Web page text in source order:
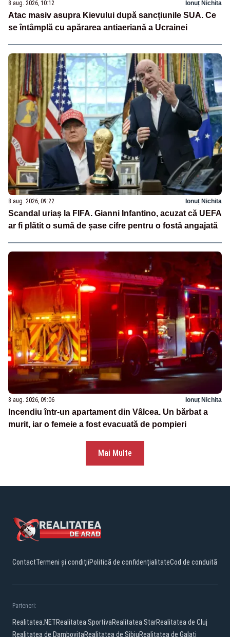
8 aug. 2026, 10:12 Ionuț Nichita
Atac masiv asupra Kievului după sancțiunile SUA. Ce
se întâmplă cu apărarea antiaeriană a Ucrainei
8 aug. 2026, 09:22 Ionuț Nichita
Scandal uriaș la FIFA. Gianni Infantino, acuzat că UEFA
ar fi plătit o sumă de șase cifre pentru o fostă angajată
8 aug. 2026, 09:06 Ionuț Nichita
Incendiu într-un apartament din Vâlcea. Un bărbat a
murit, iar o femeie a fost evacuată de pompieri
Mai Multe
ContactTermeni și condițiiPolitică de confidențialitateCod de conduită
Parteneri:
Realitatea.NETRealitatea SportivaRealitatea StarRealitatea de Cluj
Realitatea de DambovitaRealitatea de SibiuRealitatea de Galati